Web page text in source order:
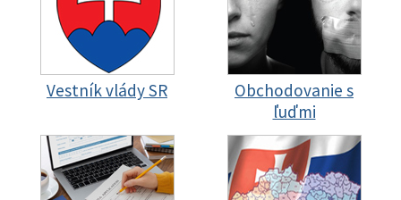
Vestník vlády SR
Obchodovanie s
ľuďmi